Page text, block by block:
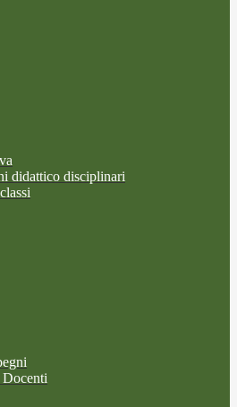
didattico disciplinari
Docenti